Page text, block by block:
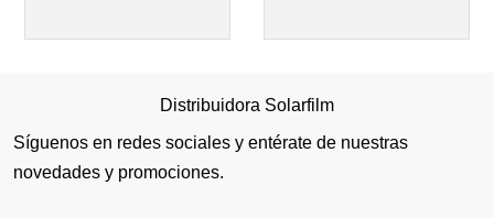
Distribuidora Solarfilm
Síguenos en redes sociales y entérate de nuestras
novedades y promociones.